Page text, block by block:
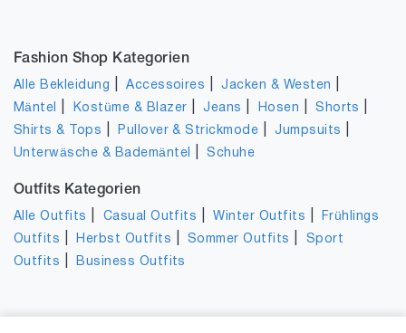
Fashion Shop Kategorien
Alle Bekleidung |Accessoires |Jacken & Westen
Mäntel Kostüme & Blazer |Jeans Hosen |Shorts
Shirts & Tops Pullover & Strickmode |Jumpsuits
Unterwäsche & Bademäntel |Schuhe
Outfits Kategorien
Alle Outfits Casual Outfits |Winter Outfits
Frühlings
Outfits
Herbst Outfits Sommer Outfits
Sport
Outfits
Business Outfits